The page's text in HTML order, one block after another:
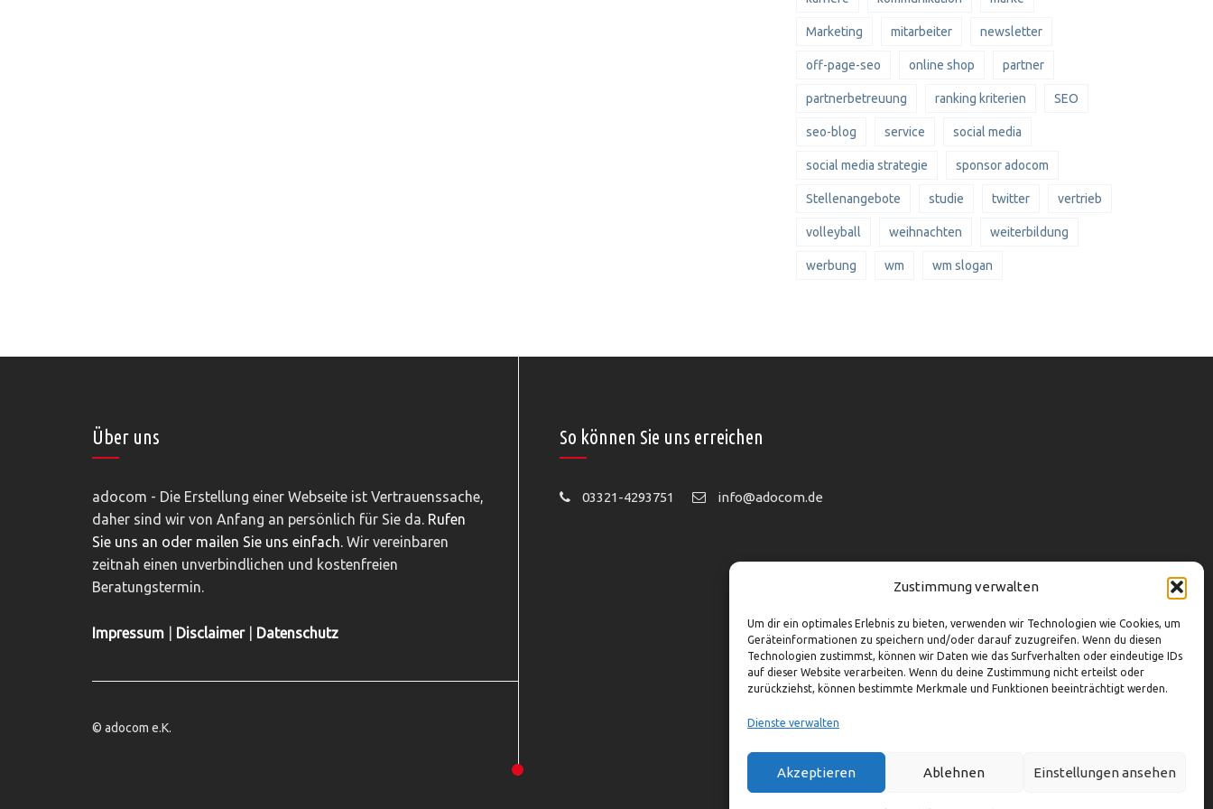
Zustimmung verwalten
Um dir ein optimales Erlebnis zu bieten, verwenden wir Technologien wie Cookies, um
Geräteinformationen zu speichern und/oder darauf zuzugreifen. Wenn du diesen
Technologien zustimmst, können wir Daten wie das Surfverhalten oder eindeutige IDs
auf dieser Website verarbeiten. Wenn du deine Zustimmung nicht erteilst oder
zurückziehst, können bestimmte Merkmale und Funktionen beeinträchtigt werden.
Dienste verwalten
Akzeptieren Ablehnen Einstellungen ansehen
Marketing mitarbeiter newsletter
off-page-seo online shop partner
partnerbetreuung ranking kriterien SEO
seo-blog service social media
social media strategie sponsor adocom
Stellenangebote studie twitter vertrieb
volleyball weihnachten weiterbildung
werbung wm wm slogan
Über uns
adocom - Die Erstellung einer Webseite ist Vertrauenssache,
daher sind wir von Anfang an persönlich für Sie da. Rufen
Sie uns an oder mailen Sie uns einfach. Wir vereinbaren
zeitnah einen unverbindlichen und kostenfreien
Beratungstermin.
Impressum Disclaimer| Datenschutz
© adocom e.K.
So können Sie uns erreichen
03321-4293751 info@adocom.de